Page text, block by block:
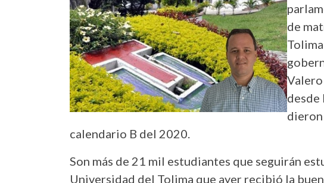
de
desde
calendario B del 2020.
Son más de 21 mil estudiantes que seguirán
Universidad del Tolima que ayer recibió la